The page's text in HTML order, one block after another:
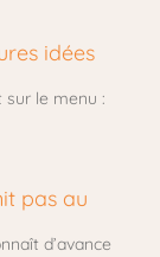
idées
sur le menu :
pas au
d’avance